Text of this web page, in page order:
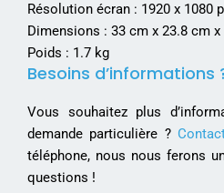
Résolution écran : 1920 x 1080
Dimensions : 33 cm x 23.8 cm x
Poids : 1.7 kg
Besoins d’informations
Vous souhaitez plus
demande particulière ?
téléphone, nous nous ferons
questions !